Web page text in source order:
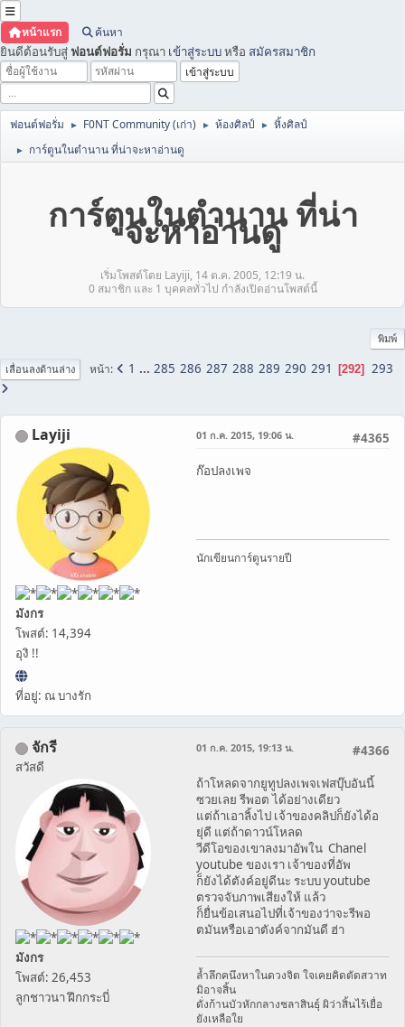
หน้าแรก ค้นหา
ยินดีต้อนรับสู่ ฟอนต์ฟอรั่ม กรุณา เข้าสู่ระบบหรือ สมัครสมาชิก
ฟอนต์ฟอรั่ม ► F0NT Community (เก่า) ► ห้องศิลป์ ► หิ้งศิลป์
► การ์ตูนในตำนาน ที่น่าจะหาอ่านดู
การ์ตูนในตำนาน ที่น่า
จะหาอ่านดู
เริ่มโพสต์โดย Layiji, 14 ต.ค. 2005, 12:19 น.
0 สมาชิก และ 1 บุคคลทั่วไป กำลังเปิดอ่านโพสต์นี้
พิมพ์
เลื่อนลงด้านล่าง หน้า 1 ... 285 286 287 288 289 290 291 292 293
Layiji
มังกร
โพสต์: 14,394
อุงิ !!
ที่อยู่: ณ บางรัก
#4365
01 ก.ค. 2015, 19:06 น.
ก๊อปลงเพจ
นักเขียนการ์ตูนรายปี
จักรี
สวัสดี
มังกร
โพสต์: 26,453
ลูกชาวนา ฝึกกระบี่
#4366
01 ก.ค. 2015, 19:13 น.
ถ้าโหลดจากยูทูปลงเพจเฟสบุ๊บอันนี้
ซวยเลย รีพอต ได้อย่างเดียว
แต่ถ้าเอาลิ้งไป เจ้าของคลิปก็ยังได้อ
ยุ่ดี แต่ถ้าดาวน์โหลด
วีดีโอของเขาลงมาอัพใน Chanel
youtube ของเรา เจ้าของที่อัพ
ก็ยังได้ตังค์อยู่ดีนะ ระบบ youtube
ตรวจจับภาพเสียงให้ แล้ว
ก็ยื่นข้อเสนอไปที่เจ้าของว่าจะรีพอ
ตมันหรือเอาตังค์จากมันดี ฮ่า
ล้ำลึกคนึงหาในดวงจิต ใจเคยคิดตัดสวาท
มิอาจสิ้น
ดั่งก้านบัวหักกลางชลาสินธุ์ ผิว่าสิ้นไร้เยื่อ
ยังเหลือใย